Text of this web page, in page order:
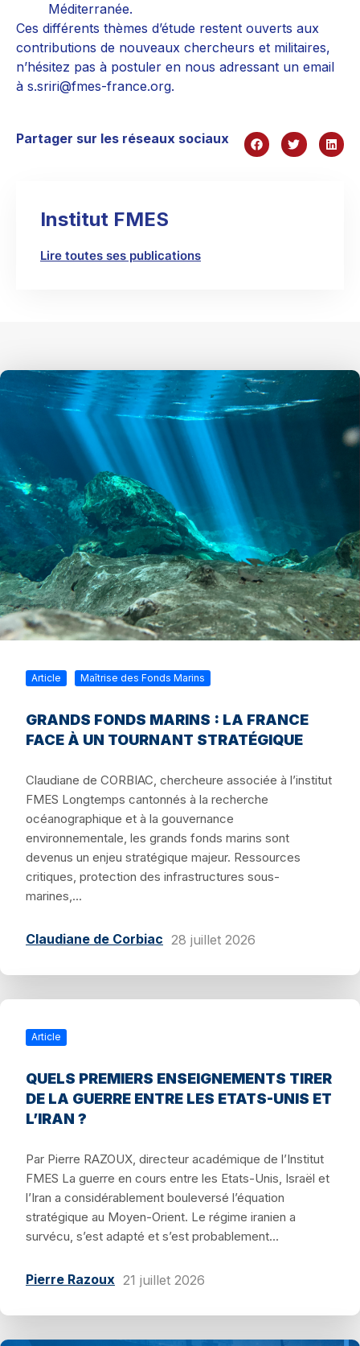
Méditerranée.
Ces différents thèmes d’étude restent ouverts aux
contributions de nouveaux chercheurs et militaires,
n’hésitez pas à postuler en nous adressant un email
à s.sriri@fmes-france.org.
Partager sur les réseaux sociaux
Institut FMES
Lire toutes ses publications
Article Maîtrise des Fonds Marins
GRANDS FONDS MARINS : LA FRANCE
FACE À UN TOURNANT STRATÉGIQUE
Claudiane de CORBIAC, chercheure associée à l’institut
FMES Longtemps cantonnés à la recherche
océanographique et à la gouvernance
environnementale, les grands fonds marins sont
devenus un enjeu stratégique majeur. Ressources
critiques, protection des infrastructures sous-
marines,...
Claudiane de Corbiac 28 juillet 2026
Article
QUELS PREMIERS ENSEIGNEMENTS TIRER
DE LA GUERRE ENTRE LES ETATS-UNIS ET
L’IRAN ?
Par Pierre RAZOUX, directeur académique de l’Institut
FMES La guerre en cours entre les Etats-Unis, Israël et
l’Iran a considérablement bouleversé l’équation
stratégique au Moyen-Orient. Le régime iranien a
survécu, s’est adapté et s’est probablement...
Pierre Razoux 21 juillet 2026